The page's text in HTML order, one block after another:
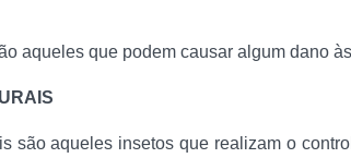
aqueles que podem causar algum dano
são aqueles insetos que realizam o